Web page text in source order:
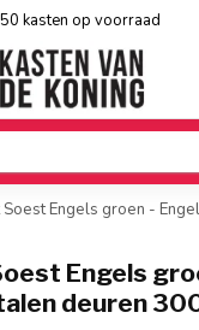
kasten op voorraad
Engels groen -
Engels
deuren